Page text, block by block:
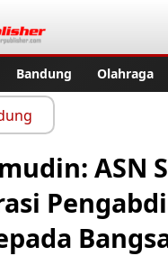
Bandung Olahraga
ASN